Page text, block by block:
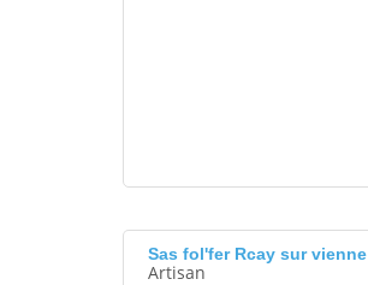
Sas fol'fer Rcay sur vienne
Artisan